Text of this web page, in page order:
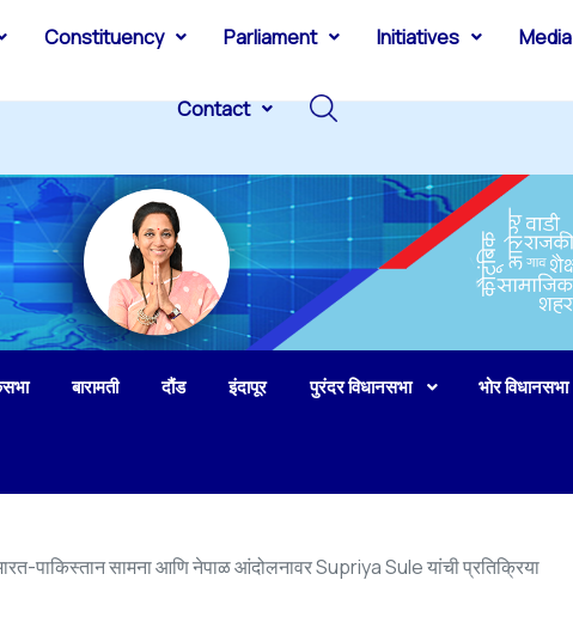
Constituency Parliament Initiatives Media
Contact
बारामती दौंड इंदापूर पुरंदर विधानसभा भोर विधानसभा
पाकिस्तान सामना आणि नेपाळ आंदोलनावर Supriya Sule यांची प्रतिक्रिया